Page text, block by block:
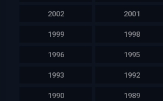
2002 2001
1999 1998
1996 1995
1993 1992
1990 1989